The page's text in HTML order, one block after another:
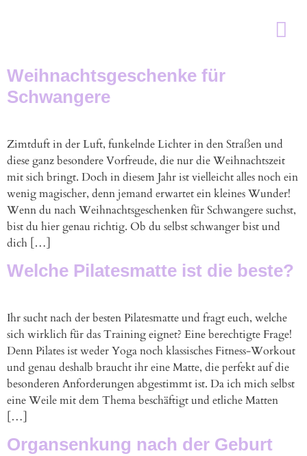
Weihnachtsgeschenke für
Schwangere
Zimtduft in der Luft, funkelnde Lichter in den Straßen und
diese ganz besondere Vorfreude, die nur die Weihnachtszeit
mit sich bringt. Doch in diesem Jahr ist vielleicht alles noch ein
wenig magischer, denn jemand erwartet ein kleines Wunder!
Wenn du nach Weihnachtsgeschenken für Schwangere suchst,
bist du hier genau richtig. Ob du selbst schwanger bist und
dich […]
Welche Pilatesmatte ist die beste?
Ihr sucht nach der besten Pilatesmatte und fragt euch, welche
sich wirklich für das Training eignet? Eine berechtigte Frage!
Denn Pilates ist weder Yoga noch klassisches Fitness-Workout
und genau deshalb braucht ihr eine Matte, die perfekt auf die
besonderen Anforderungen abgestimmt ist. Da ich mich selbst
eine Weile mit dem Thema beschäftigt und etliche Matten
[…]
Organsenkung nach der Geburt